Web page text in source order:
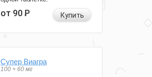
от 90Р Купить
Супер Виагра
100 + 60 мг